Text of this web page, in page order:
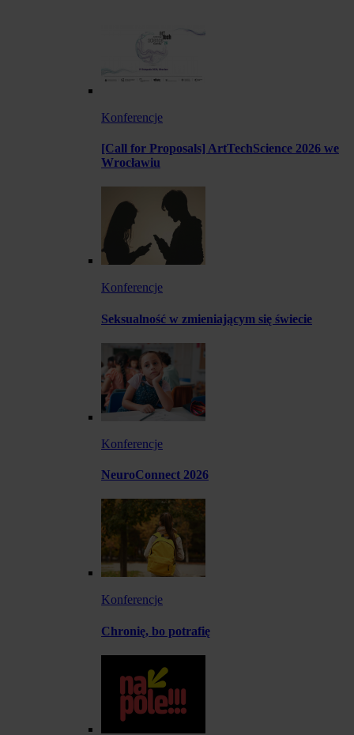
Konferencje
[Call for Proposals] ArtTechScience 2026 we
Wrocławiu
Konferencje
Seksualność w zmieniającym się świecie
Konferencje
NeuroConnect 2026
Konferencje
Chronię, bo potrafię